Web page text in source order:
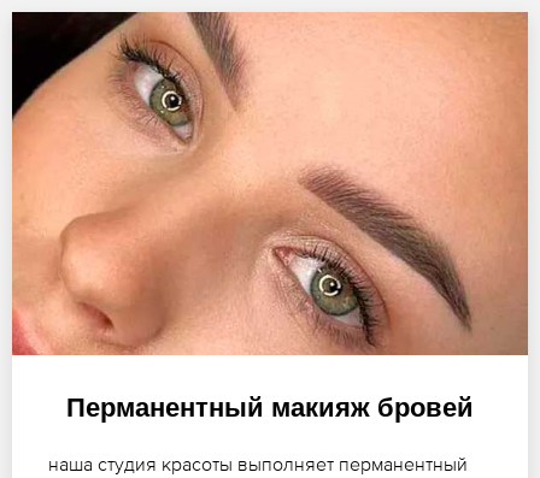
Перманентный макияж бровей
наша студия красоты выполняет перманентный